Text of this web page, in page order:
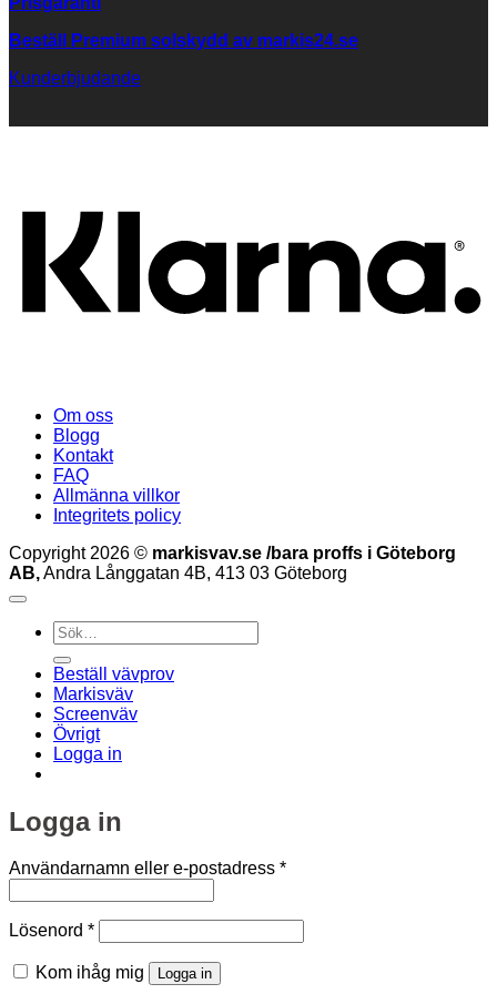
Beställ Premium solskydd av markis24.se
Kunderbjudande
Om oss
Blogg
Kontakt
FAQ
Allmänna villkor
Integritets policy
Copyright 2026 © markisvav.se /bara proffs i Göteborg
AB,Andra Långgatan 4B, 413 03 Göteborg
Sök
efter:
Beställ vävprov
Markisväv
Screenväv
Övrigt
Logga in
Logga in
Användarnamn eller e-postadress *Obligatoriskt
Lösenord *Obligatoriskt
Kom ihåg mig Logga in